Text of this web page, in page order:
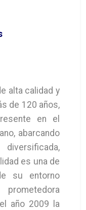
alta calidad y
de 120 años,
en el
abarcando
es una de
su entorno
año 2009 la